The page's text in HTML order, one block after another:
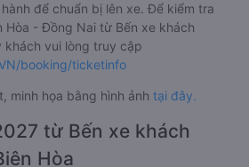
để chuẩn bị lên xe. Để kiểm tra
Hòa - Đồng Nai từ Bến xe khách
vui lòng truy cập
booking/ticketinfo
minh họa bằng hình ảnh tại đây.
từ Bến xe khách
Hòa